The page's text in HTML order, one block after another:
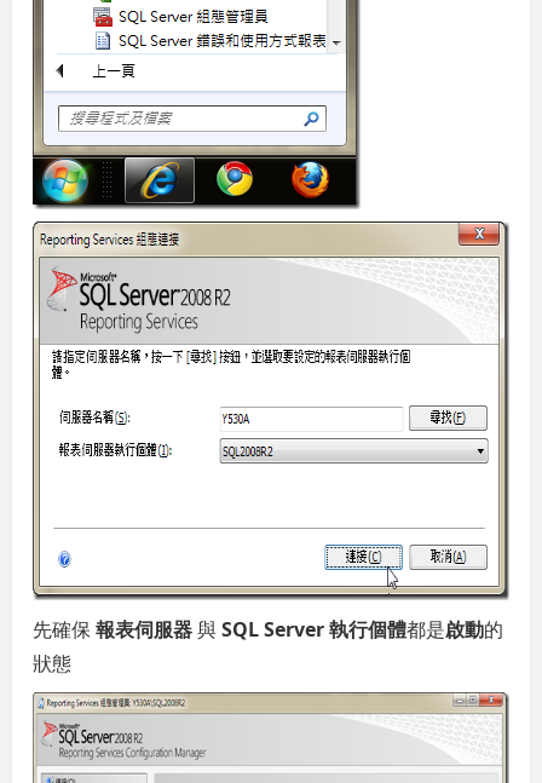
先確保報表伺服器與SQL Server 執行個體都是啟動的
狀態